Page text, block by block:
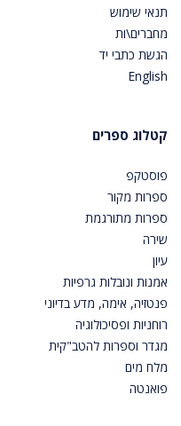
תנאי שימוש
מחברים\ות
הגשת כתבי יד
English
קטלוג ספרים
פוסטקפ
ספרות מקור
ספרות מתורגמת
שירה
עיון
אמנות ונובלות גרפיות
פנטזיה, אימה, מדע בדיוני
רוחניות ופסיכולוגיה
מגדר וספרות להטב"קית
מלח מים
פואנטה